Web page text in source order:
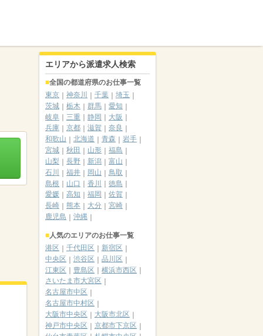
エリアから派遣求人検索
全国の都道府県のお仕事一覧
東京
神奈川 千葉
埼玉
茨城
栃木 群馬
愛知
岐阜
三重 静岡
大阪
兵庫
京都 滋賀
奈良
和歌山
北海道 青森
岩手
宮城
秋田 山形
福島
山梨
長野 新潟
富山
石川
福井 岡山
鳥取
島根
山口 香川
徳島
愛媛
高知 福岡
佐賀
長崎
熊本 大分
宮崎
鹿児島
沖縄
人気のエリアのお仕事一覧
港区
千代田区
新宿区
中央区
渋谷区
品川区
江東区
豊島区
横浜市西区
さいたま市大宮区
名古屋市中区
名古屋市中村区
大阪市中央区
大阪市北区
神戸市中央区
京都市下京区